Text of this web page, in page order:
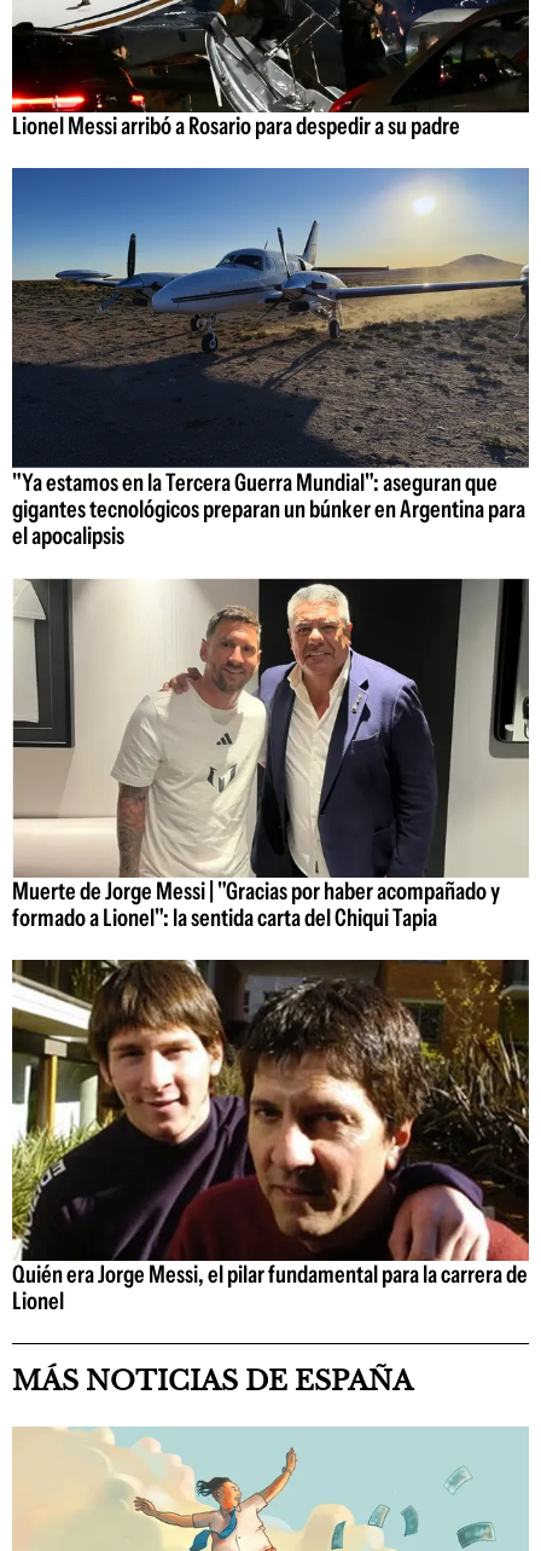
Lionel Messi arribó a Rosario para despedir a su padre
"Ya estamos en la Tercera Guerra Mundial": aseguran que
gigantes tecnológicos preparan un búnker en Argentina para
el apocalipsis
Muerte de Jorge Messi | "Gracias por haber acompañado y
formado a Lionel": la sentida carta del Chiqui Tapia
Quién era Jorge Messi, el pilar fundamental para la carrera de
Lionel
MÁS NOTICIAS DE ESPAÑA